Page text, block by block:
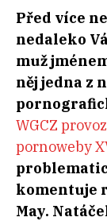
Před více
nedaleko
muž
něj jedna z
WGCZ
pornoweby
komentuje
May.